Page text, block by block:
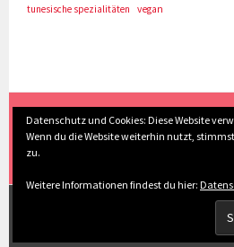
tunesische spezialitäten vegan
(c) Eva Seyberth|Home|
Inhaltsverzeichnis|
STOLZ PRÄSENTIERT VON
Datenschutz und Cookies: Diese Website
Wenn du die Website weiterhin nutzt,
zu.
Weitere Informationen findest du hier: